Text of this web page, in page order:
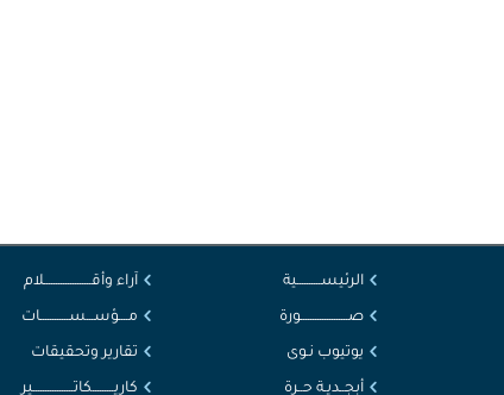
الرئيســــــــــية آراء وأقــــــــــــــــــــلام
صــــــــــــــــــــورة مــــؤســـســــــــــــات
يوتيوب نـوى تقارير وتحقيقات
أبجــديـة حــرة كاريـــــــــكاتـــــــــــــــــير